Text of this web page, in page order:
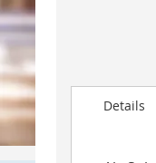
Details